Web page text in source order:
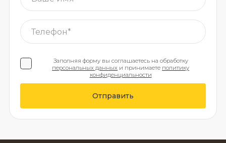
Заполняя форму вы соглашаетесь на обработку
персональных данных и принимаете политику
конфиденциальности
Отправить